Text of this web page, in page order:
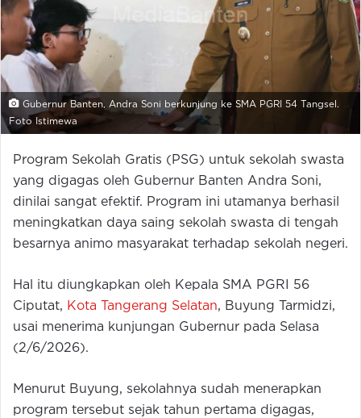
Gubernur Banten, Andra Soni berkunjung ke SMA PGRI 54 Tangsel.
Foto Istimewa
Program Sekolah Gratis (PSG) untuk sekolah swasta
yang digagas oleh Gubernur Banten Andra Soni,
dinilai sangat efektif. Program ini utamanya berhasil
meningkatkan daya saing sekolah swasta di tengah
besarnya animo masyarakat terhadap sekolah negeri.
Hal itu diungkapkan oleh Kepala SMA PGRI 56
Ciputat, Kota Tangerang Selatan, Buyung Tarmidzi,
usai menerima kunjungan Gubernur pada Selasa
(2/6/2026).
Menurut Buyung, sekolahnya sudah menerapkan
program tersebut sejak tahun pertama digagas,